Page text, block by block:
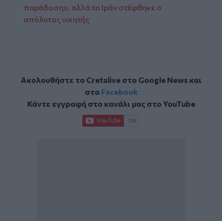
παράδοση», αλλά το Ιράν στέφθηκε ο
απόλυτος νικητής
Ακολουθήστε το Cretalive στο Google Newsκαι
στο Facebook
Κάντε εγγραφή στο κανάλι μας στοYouTube